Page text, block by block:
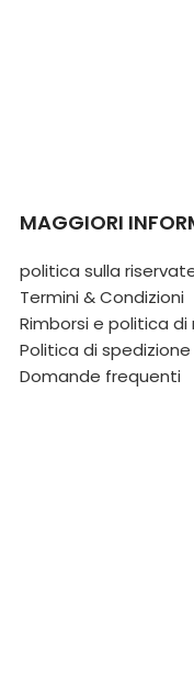
MAGGIORI
politica sulla
Termini & Condizioni
Rimborsi e politica
Politica di spedizione
Domande frequenti